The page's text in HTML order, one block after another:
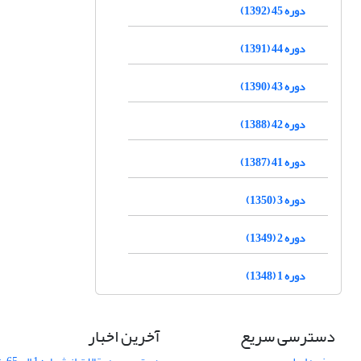
دوره 45 (1392)
دوره 44 (1391)
دوره 43 (1390)
دوره 42 (1388)
دوره 41 (1387)
دوره 3 (1350)
دوره 2 (1349)
دوره 1 (1348)
دسترسی سریع آخرین اخبار